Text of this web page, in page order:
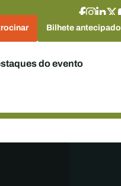
Bilhete antecipado
do evento